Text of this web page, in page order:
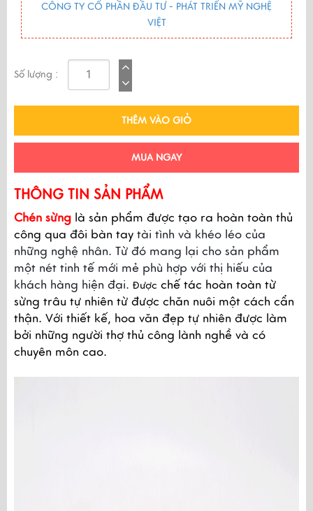
CÔNG TY CỔ PHẦN ĐẦU TƯ - PHÁT TRIỂN MỸ NGHỆ
VIỆT
Số lượng :
THÊM VÀO GIỎ
MUA NGAY
THÔNG TIN SẢN PHẨM
Chén sừng là sản phẩm được tạo ra hoàn toàn thủ
công qua đôi bàn tay tài tình và khéo léo của
những nghệ nhân. Từ đó mang lại cho sản phẩm
một nét tinh tế mới mẻ phù hợp với thị hiếu của
khách hàng hiện đại. Được chế tác hoàn toàn từ
sừng trâu tự nhiên từ được chăn nuôi một cách cẩn
thận. Với thiết kế, hoa văn đẹp tự nhiên được làm
bởi những người thợ thủ công lành nghề và có
chuyên môn cao.